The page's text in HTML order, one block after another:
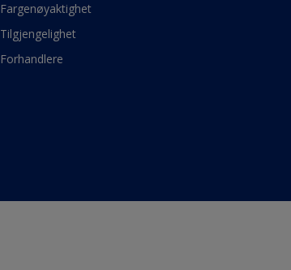
Fargenøyaktighet
Tilgjengelighet
Forhandlere